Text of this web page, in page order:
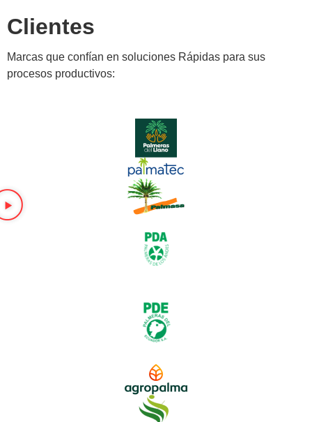
Clientes
Marcas que confían en soluciones Rápidas para sus
procesos productivos: